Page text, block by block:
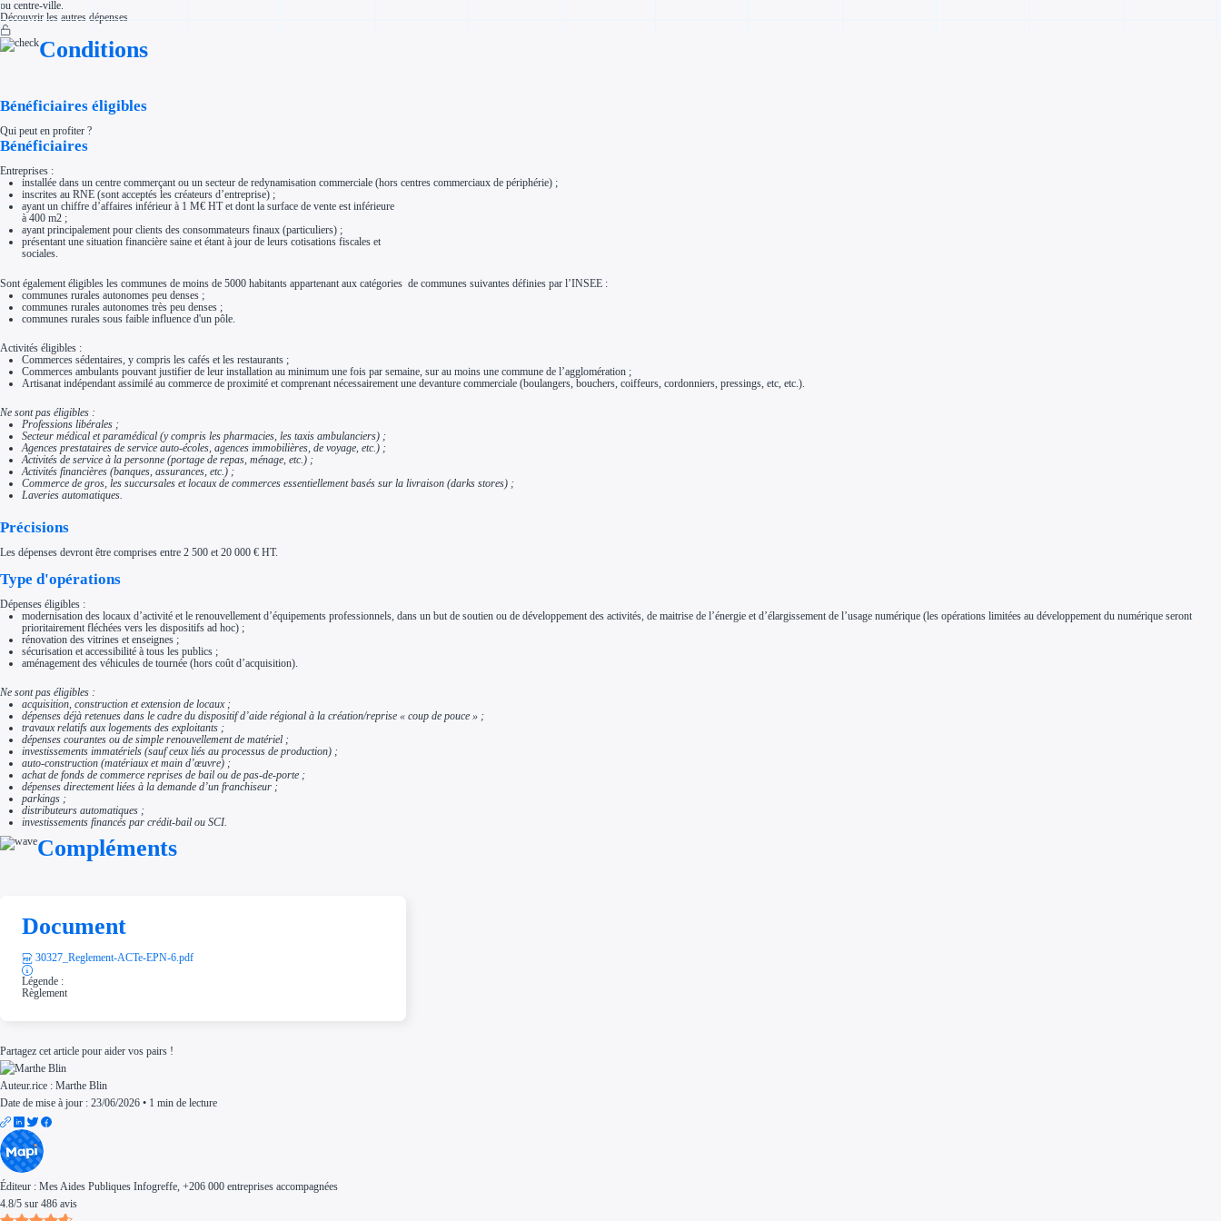
Nos tarifs
Recherche autonome
Ressources
FAQ
Nos partenaires
Contactez-nous
ou centre-ville.
Découvrir les autres dépenses
Conditions
Bénéficiaires éligibles
Qui peut en profiter ?
Bénéficiaires
Entreprises :
installée dans un centre commerçant ou un secteur de redynamisation commerciale (hors centres commerciaux de périphérie) ;
inscrites au RNE (sont acceptés les créateurs d’entreprise) ;
ayant un chiffre d’affaires inférieur à 1 M€ HT et dont la surface de vente est inférieure
à 400 m2 ;
ayant principalement pour clients des consommateurs finaux (particuliers) ;
présentant une situation financière saine et étant à jour de leurs cotisations fiscales et
sociales.
Sont également éligibles les communes de moins de 5000 habitants appartenant aux catégories de communes suivantes définies par l’INSEE :
communes rurales autonomes peu denses ;
communes rurales autonomes très peu denses ;
communes rurales sous faible influence d'un pôle.
Activités éligibles :
Commerces sédentaires, y compris les cafés et les restaurants ;
Commerces ambulants pouvant justifier de leur installation au minimum une fois par semaine, sur au moins une commune de l’agglomération ;
Artisanat indépendant assimilé au commerce de proximité et comprenant nécessairement une devanture commerciale (boulangers, bouchers, coiffeurs, cordonniers, pressings, etc, etc.).
Ne sont pas éligibles :
Professions libérales ;
Secteur médical et paramédical (y compris les pharmacies, les taxis ambulanciers) ;
Agences prestataires de service auto-écoles, agences immobilières, de voyage, etc.) ;
Activités de service à la personne (portage de repas, ménage, etc.) ;
Activités financières (banques, assurances, etc.) ;
Commerce de gros, les succursales et locaux de commerces essentiellement basés sur la livraison (darks stores) ;
Laveries automatiques.
Précisions
Les dépenses devront être comprises entre 2 500 et 20 000 € HT.
Type d'opérations
Dépenses éligibles :
modernisation des locaux d’activité et le renouvellement d’équipements professionnels, dans un but de soutien ou de développement des activités, de maitrise de l’énergie et d’élargissement de l’usage numérique (les opérations limitées au développement du numérique seront
prioritairement fléchées vers les dispositifs ad hoc) ;
rénovation des vitrines et enseignes ;
sécurisation et accessibilité à tous les publics ;
aménagement des véhicules de tournée (hors coût d’acquisition).
Ne sont pas éligibles :
acquisition, construction et extension de locaux ;
dépenses déjà retenues dans le cadre du dispositif d’aide régional à la création/reprise « coup de pouce » ;
travaux relatifs aux logements des exploitants ;
dépenses courantes ou de simple renouvellement de matériel ;
investissements immatériels (sauf ceux liés au processus de production) ;
auto-construction (matériaux et main d’œuvre) ;
achat de fonds de commerce reprises de bail ou de pas-de-porte ;
dépenses directement liées à la demande d’un franchiseur ;
parkings ;
distributeurs automatiques ;
investissements financés par crédit-bail ou SCI.
Compléments
Document
30327_Reglement-ACTe-EPN-6.pdf
Légende :
Règlement
Partagez cet article pour aider vos pairs !
Auteur.rice : Marthe Blin
Date de mise à jour : 23/06/2026 • 1 min de lecture
Éditeur : Mes Aides Publiques Infogreffe, +206 000 entreprises accompagnées
4.8/5 sur 486 avis